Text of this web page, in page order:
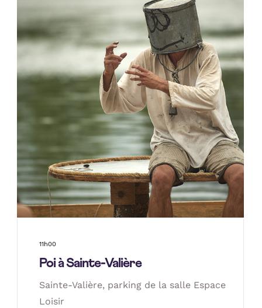
11h00
Poi à Sainte-Valière
Sainte-Valière, parking de la salle Espace
Loisir